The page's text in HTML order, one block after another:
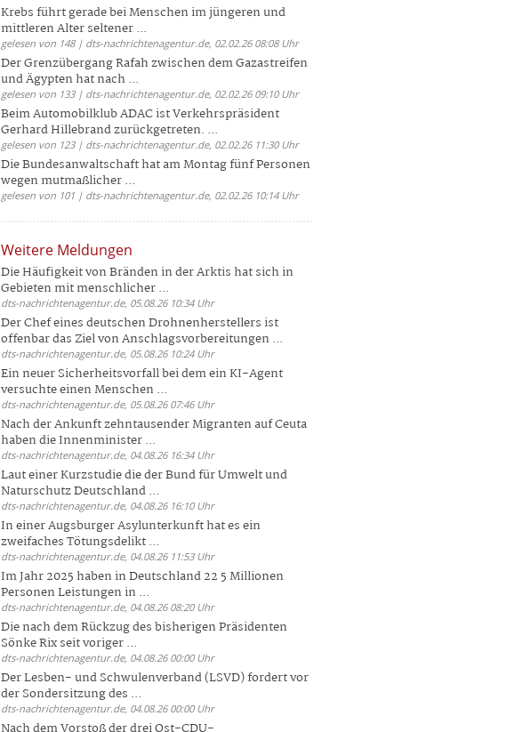
Krebs führt gerade bei Menschen im jüngeren und
mittleren Alter seltener ...
gelesen von 148 | dts-nachrichtenagentur.de, 02.02.26 08:08 Uhr
Der Grenzübergang Rafah zwischen dem Gazastreifen
und Ägypten hat nach ...
gelesen von 133 | dts-nachrichtenagentur.de, 02.02.26 09:10 Uhr
Beim Automobilklub ADAC ist Verkehrspräsident
Gerhard Hillebrand zurückgetreten. ...
gelesen von 123 | dts-nachrichtenagentur.de, 02.02.26 11:30 Uhr
Die Bundesanwaltschaft hat am Montag fünf Personen
wegen mutmaßlicher ...
gelesen von 101 | dts-nachrichtenagentur.de, 02.02.26 10:14 Uhr
Weitere Meldungen
Die Häufigkeit von Bränden in der Arktis hat sich in
Gebieten mit menschlicher ...
dts-nachrichtenagentur.de, 05.08.26 10:34 Uhr
Der Chef eines deutschen Drohnenherstellers ist
offenbar das Ziel von Anschlagsvorbereitungen ...
dts-nachrichtenagentur.de, 05.08.26 10:24 Uhr
Ein neuer Sicherheitsvorfall bei dem ein KI-Agent
versuchte einen Menschen ...
dts-nachrichtenagentur.de, 05.08.26 07:46 Uhr
Nach der Ankunft zehntausender Migranten auf Ceuta
haben die Innenminister ...
dts-nachrichtenagentur.de, 04.08.26 16:34 Uhr
Laut einer Kurzstudie die der Bund für Umwelt und
Naturschutz Deutschland ...
dts-nachrichtenagentur.de, 04.08.26 16:10 Uhr
In einer Augsburger Asylunterkunft hat es ein
zweifaches Tötungsdelikt ...
dts-nachrichtenagentur.de, 04.08.26 11:53 Uhr
Im Jahr 2025 haben in Deutschland 22 5 Millionen
Personen Leistungen in ...
dts-nachrichtenagentur.de, 04.08.26 08:20 Uhr
Die nach dem Rückzug des bisherigen Präsidenten
Sönke Rix seit voriger ...
dts-nachrichtenagentur.de, 04.08.26 00:00 Uhr
Der Lesben- und Schwulenverband (LSVD) fordert vor
der Sondersitzung des ...
dts-nachrichtenagentur.de, 04.08.26 00:00 Uhr